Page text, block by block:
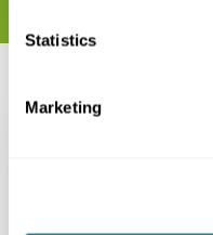
Statistics
Marketing